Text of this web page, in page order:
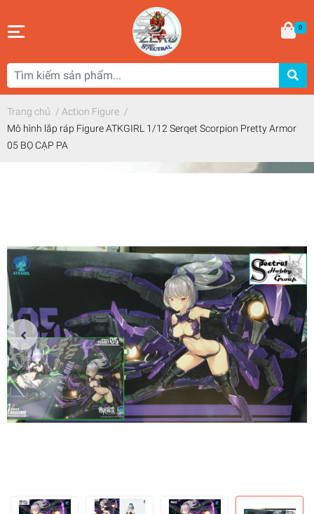
0
Trang chủ / Action Figure /
Mô hình lắp ráp Figure ATKGIRL 1/12 Serqet Scorpion Pretty Armor
05 BỌ CẠP PA